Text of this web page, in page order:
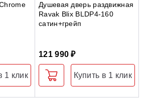
1 клик
Душевая дверь раздвижная
Ravak Blix BLDP4-160
сатин+грейп
121 990 ₽
Купить в 1 клик